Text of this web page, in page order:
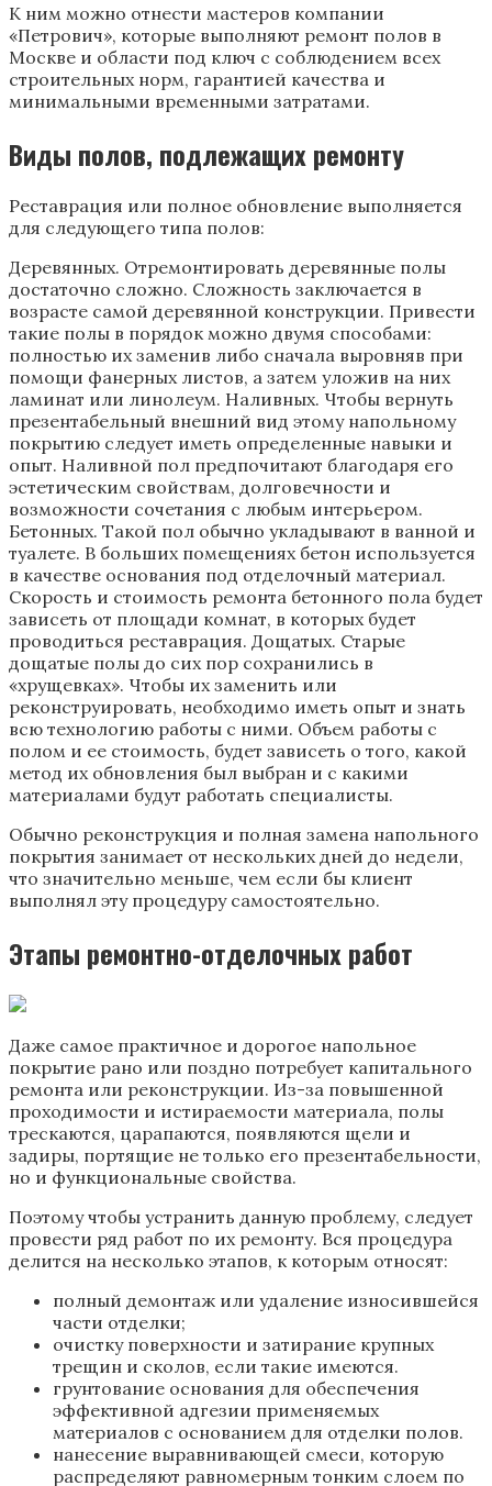
К ним можно отнести мастеров компании
«Петрович», которые выполняют ремонт полов в
Москве и области под ключ с соблюдением всех
строительных норм, гарантией качества и
минимальными временными затратами.
Виды полов, подлежащих ремонту
Реставрация или полное обновление выполняется
для следующего типа полов:
Деревянных. Отремонтировать деревянные полы
достаточно сложно. Сложность заключается в
возрасте самой деревянной конструкции. Привести
такие полы в порядок можно двумя способами:
полностью их заменив либо сначала выровняв при
помощи фанерных листов, а затем уложив на них
ламинат или линолеум. Наливных. Чтобы вернуть
презентабельный внешний вид этому напольному
покрытию следует иметь определенные навыки и
опыт. Наливной пол предпочитают благодаря его
эстетическим свойствам, долговечности и
возможности сочетания с любым интерьером.
Бетонных. Такой пол обычно укладывают в ванной и
туалете. В больших помещениях бетон используется
в качестве основания под отделочный материал.
Скорость и стоимость ремонта бетонного пола будет
зависеть от площади комнат, в которых будет
проводиться реставрация. Дощатых. Старые
дощатые полы до сих пор сохранились в
«хрущевках». Чтобы их заменить или
реконструировать, необходимо иметь опыт и знать
всю технологию работы с ними. Объем работы с
полом и ее стоимость, будет зависеть о того, какой
метод их обновления был выбран и с какими
материалами будут работать специалисты.
Обычно реконструкция и полная замена напольного
покрытия занимает от нескольких дней до недели,
что значительно меньше, чем если бы клиент
выполнял эту процедуру самостоятельно.
Этапы ремонтно-отделочных работ
Даже самое практичное и дорогое напольное
покрытие рано или поздно потребует капитального
ремонта или реконструкции. Из-за повышенной
проходимости и истираемости материала, полы
трескаются, царапаются, появляются щели и
задиры, портящие не только его презентабельности,
но и функциональные свойства.
Поэтому чтобы устранить данную проблему, следует
провести ряд работ по их ремонту. Вся процедура
делится на несколько этапов, к которым относят:
полный демонтаж или удаление износившейся
части отделки;
очистку поверхности и затирание крупных
трещин и сколов, если такие имеются.
грунтование основания для обеспечения
эффективной адгезии применяемых
материалов с основанием для отделки полов.
нанесение выравнивающей смеси, которую
распределяют равномерным тонким слоем по